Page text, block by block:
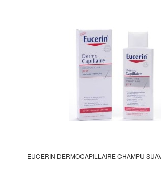
EUCERIN DERMOCAPILLAIRE CHAMPU